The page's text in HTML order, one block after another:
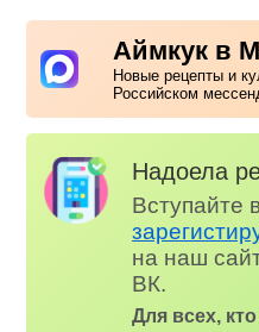
Аймкук в
Новые рецепты и
Российском
Надоела
Вступайте
на наш
ВК.
Для всех,